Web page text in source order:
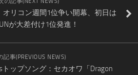
」オリコン週間1位争い開幕、初日は
が大差付け1位発進！
記事(PREVIOUS NEWS)
トップソング：セカオワ「Dragon